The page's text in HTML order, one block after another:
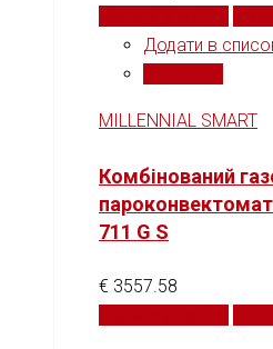
Додати в
MILLENNIAL SMART
Комбінований
711 G S
€ 3557.58